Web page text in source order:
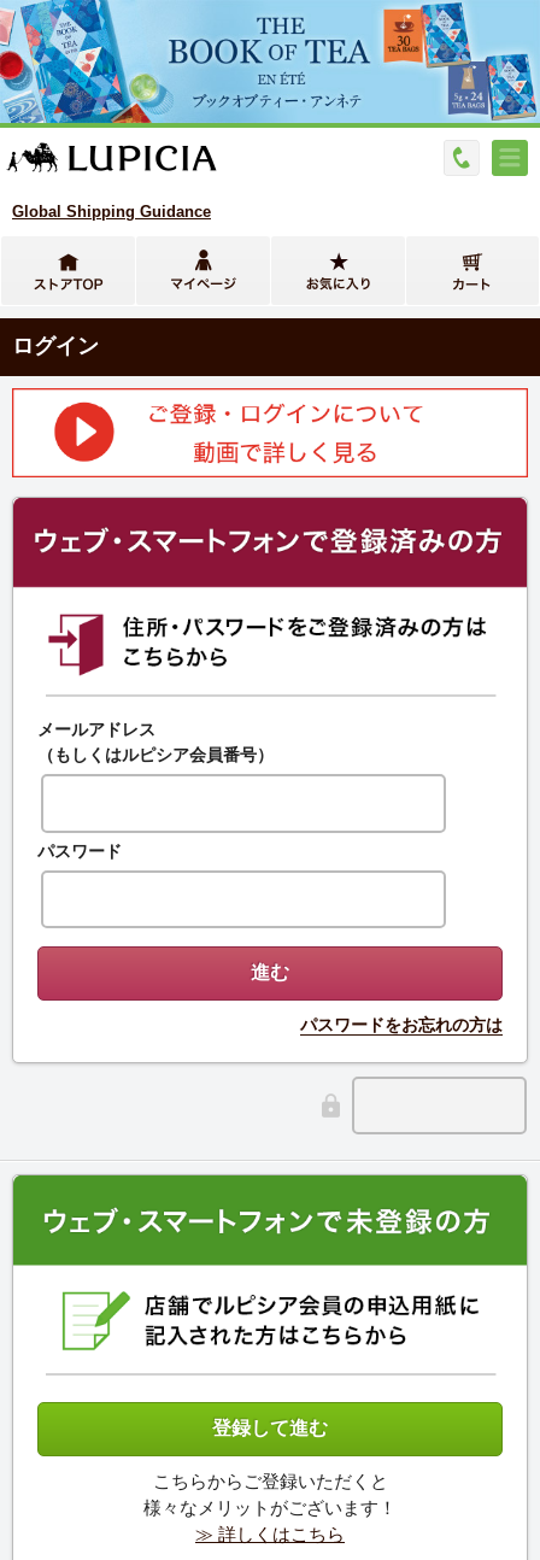
Global Shipping Guidance
ログイン
メールアドレス
（もしくはルピシア会員番号）
パスワード
パスワードをお忘れの方は
こちらからご登録いただくと
様々なメリットがございます！
≫ 詳しくはこちら